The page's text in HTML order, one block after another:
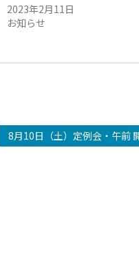
2023年2月11日
お知らせ
8月10日（土）定例会・午前